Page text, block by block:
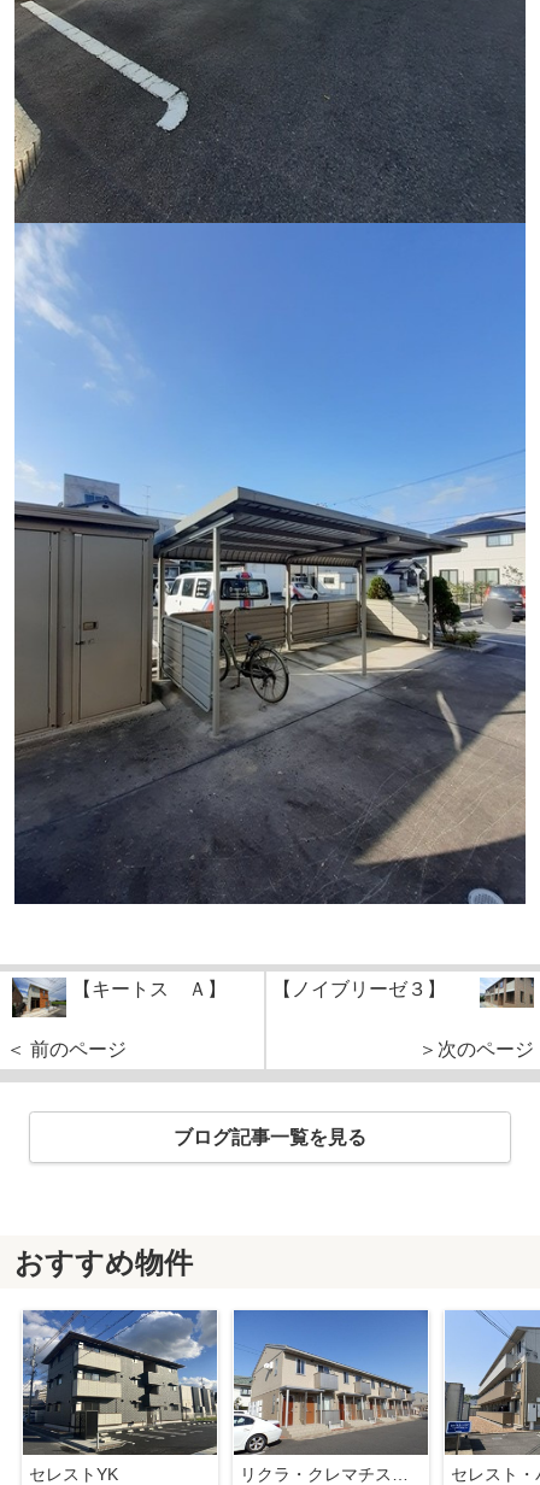
【キートス Ａ】
＜ 前のページ
【ノイブリーゼ３】
＞次のページ
ブログ記事一覧を見る
おすすめ物件
セレストYK
セレスト・